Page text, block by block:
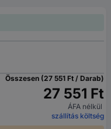
Összesen (27 551 Ft / Darab)
27 551 Ft
ÁFA nélkül
szállítás költség